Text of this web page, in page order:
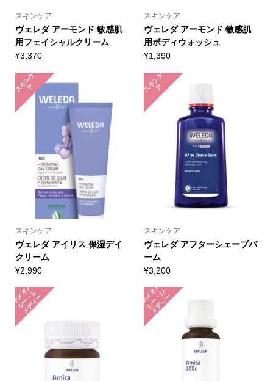
スキンケア
ヴェレダ アーモンド 敏感肌
用フェイシャルクリーム
¥3,370
スキンケア
ヴェレダ アーモンド 敏感肌
用ボディウォッシュ
¥1,390
ス
キ
ン
ケ
ア
スキンケア
ヴェレダ アイリス 保湿デイ
クリーム
¥2,990
ス
キ
ン
ケ
ア
スキンケア
ヴェレダ アフターシェーブバ
ーム
¥3,200
ホ
メ
オ
パ
シ
ー
・
レ
メ
デ
ィ
ー ホ
メ
オ
パ
シ
ー
・
レ
メ
デ
ィ
ー